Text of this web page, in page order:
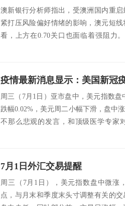
澳新银行分析师指出，受澳洲国内重
紧打压风险偏好情绪的影响，澳元短
看，上方在0.70关口也面临着强阻力
周三（7月1日）亚市盘中，美元指数
跌幅0.02%，美元周二小幅下滑，盘中
不那么悲观的发言，和顶级医学专家
7月1日外汇交易提醒
周三（7月1日），美元指数盘中微涨
点，与月末和季度末头寸调整有关的